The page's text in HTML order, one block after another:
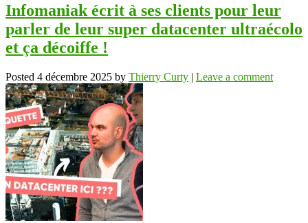
Infomaniak écrit à ses clients pour leur
parler de leur super datacenter ultraécolo
et ça décoiffe !
Posted 4 décembre 2025 by Thierry Curty | Leave a comment